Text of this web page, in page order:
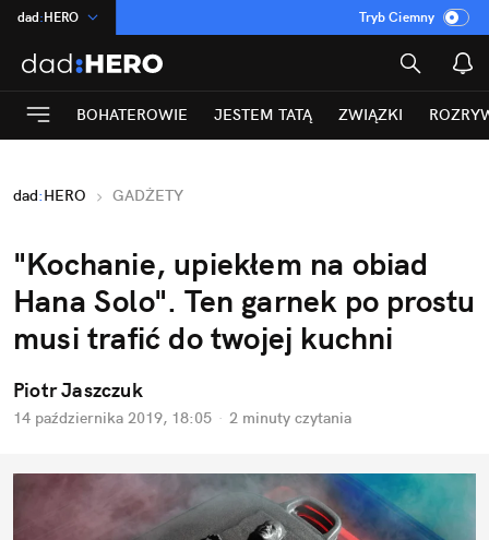
dad:HERO
:Temat
INN:Poland
ASZ:dziennik
Rozrywka
Tryb Ciemny
BOHATEROWIE JESTEM TATĄ ZWIĄZKI
dad:HERO GADŻETY
"Kochanie, upiekłem na obiad
Hana Solo". Ten garnek po prostu
musi trafić do twojej kuchni
Piotr Jaszczuk
14 października 2019, 18:05 · 2 minuty czytania